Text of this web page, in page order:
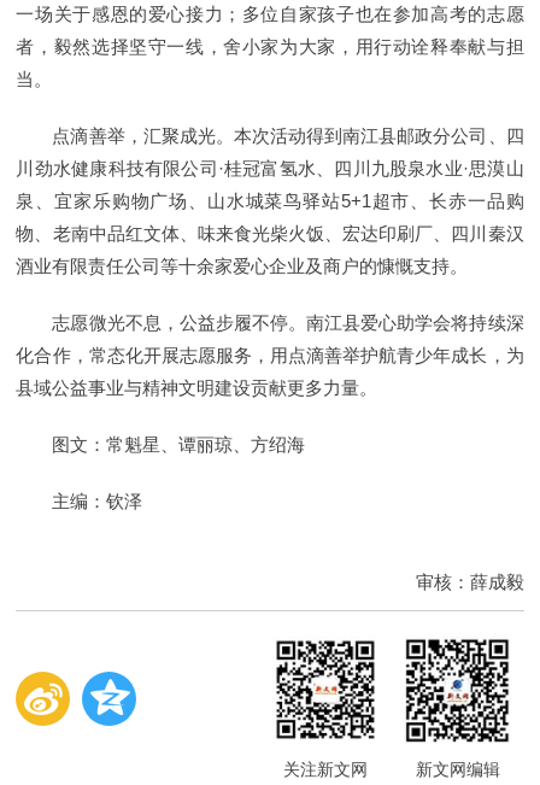
一场关于感恩的爱心接力；多位自家孩子也在参加高考的志愿
者，毅然选择坚守一线，舍小家为大家，用行动诠释奉献与担
当。
点滴善举，汇聚成光。本次活动得到南江县邮政分公司、四
川劲水健康科技有限公司·桂冠富氢水、四川九股泉水业·思漠山
泉、宜家乐购物广场、山水城菜鸟驿站5+1超市、长赤一品购
物、老南中品红文体、味来食光柴火饭、宏达印刷厂、四川秦汉
酒业有限责任公司等十余家爱心企业及商户的慷慨支持。
志愿微光不息，公益步履不停。南江县爱心助学会将持续深
化合作，常态化开展志愿服务，用点滴善举护航青少年成长，为
县域公益事业与精神文明建设贡献更多力量。
图文：常魁星、谭丽琼、方绍海
主编：钦泽
审核：薛成毅
关注新文网
新文网编辑